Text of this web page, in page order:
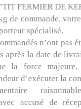
FERMIER DE
de commande,
spécialisé.
n’ont pas
après la date de
la force
d’exécuter la
accusé de